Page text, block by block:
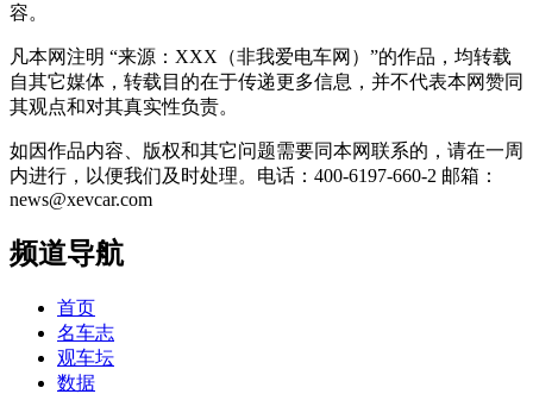
容。
凡本网注明 “来源：XXX（非我爱电车网）”的作品，均转载
自其它媒体，转载目的在于传递更多信息，并不代表本网赞同
其观点和对其真实性负责。
如因作品内容、版权和其它问题需要同本网联系的，请在一周
内进行，以便我们及时处理。电话：400-6197-660-2 邮箱：
news@xevcar.com
频道导航
首页
名车志
观车坛
数据